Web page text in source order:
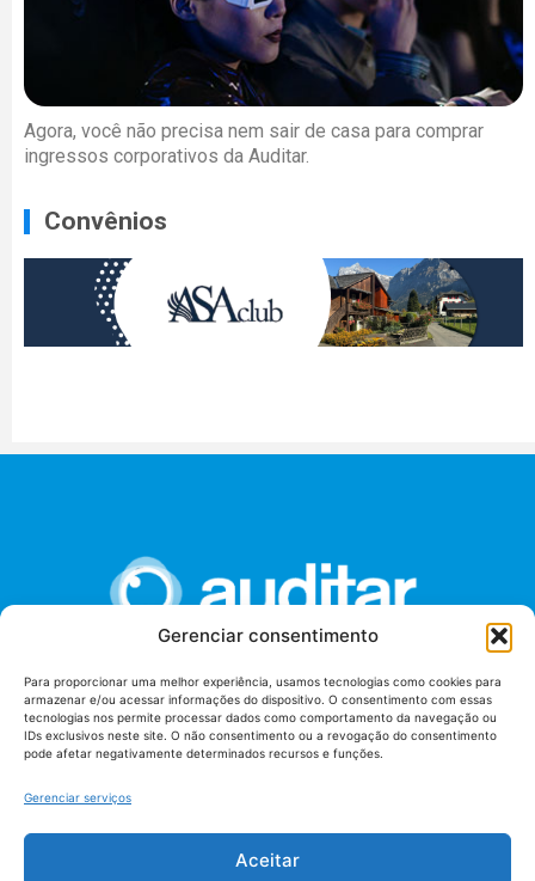
Gerenciar consentimento
Para proporcionar uma melhor experiência, usamos tecnologias como cookies para
armazenar e/ou acessar informações do dispositivo. O consentimento com essas
tecnologias nos permite processar dados como comportamento da navegação ou
IDs exclusivos neste site. O não consentimento ou a revogação do consentimento
pode afetar negativamente determinados recursos e funções.
Gerenciar serviços
Aceitar
Agora, você não precisa nem sair de casa para comprar
ingressos corporativos da Auditar.
Convênios
União dos Auditores Federais de Controle Externo -
AUDITAR
Setor de Administração Federal Sul (SAF/Sul), Qd. 04, Lt. 01
Tribunal de Contas da União (TCU), Subsolo, Sala S04